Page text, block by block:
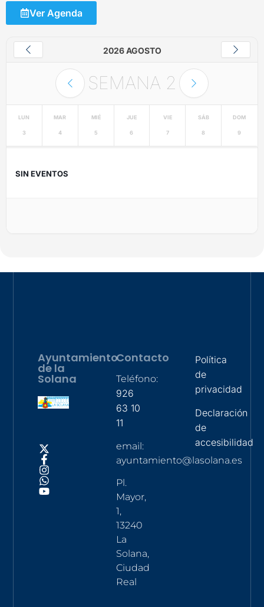
Ver Agenda
2026 AGOSTO
SEMANA 2
LUN
3
MAR
4
MIÉ
5
JUE
6
VIE
7
SÁB
8
DOM
9
SIN EVENTOS
Ayuntamiento
de la
Solana
Contacto
Teléfono:
926
63 10
11
email:
ayuntamiento@lasolana.es
Pl.
Mayor,
1,
13240
La
Solana,
Ciudad
Real
Política
de
privacidad
Declaración
de
accesibilidad